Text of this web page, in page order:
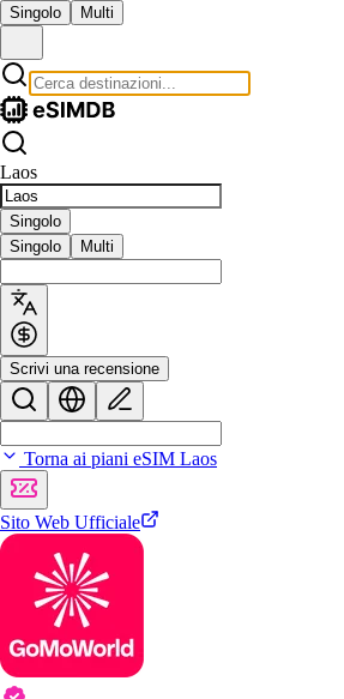
Singolo Multi
Laos
Singolo
Singolo
Multi
Scrivi una recensione
Torna ai piani eSIM Laos
Sito Web Ufficiale